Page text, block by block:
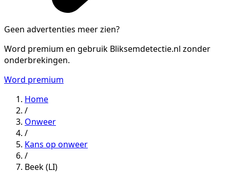
Geen advertenties meer zien?
Word premium en gebruik Bliksemdetectie.nl zonder
onderbrekingen.
Word premium
Home
/
Onweer
/
Kans op onweer
/
Beek (LI)